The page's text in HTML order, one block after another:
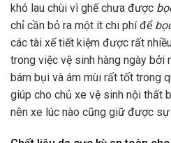
khó lau chùi vì ghế chưa được
chỉ cần bỏ ra một ít chi phí để
các tài xế tiết kiệm được rất
trong việc vệ sinh hàng ngày bởi
bám bụi và ám mùi rất tốt trong
giúp cho chủ xe vệ sinh nội thất
nên xe lúc nào cũng giữ được